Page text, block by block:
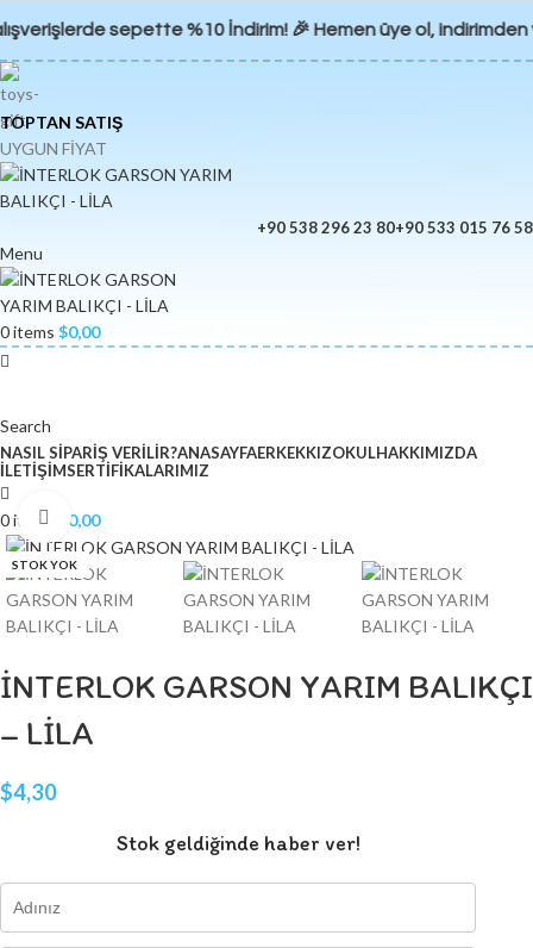
sepette %10 İndirim! 🎉 Hemen üye ol,
TOPTAN SATIŞ
UYGUN FİYAT
+90 538 296 23 80+90 533 015 76 58
Menu
0items $0,00
Search
NASIL SIPARIŞ VERILIR?ANASAYFAERKEKKIZOKULHAKKIMIZDA
İLETIŞIMSERTIFIKALARIMIZ
0items 0,00
STOK YOK
Click to enlarge
İNTERLOK GARSON YARIM BALIKÇI
– LİLA
$4,30
Stok geldiğinde haber ver!